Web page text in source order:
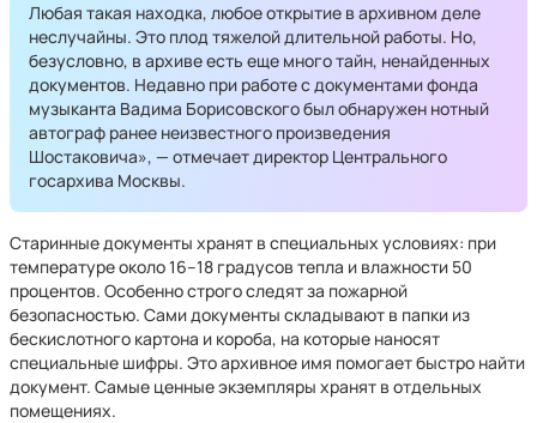
Любая такая находка, любое открытие в архивном деле
неслучайны. Это плод тяжелой длительной работы. Но,
безусловно, в архиве есть еще много тайн, ненайденных
документов. Недавно при работе с документами фонда
музыканта Вадима Борисовского был обнаружен нотный
автограф ранее неизвестного произведения
Шостаковича», — отмечает директор Центрального
госархива Москвы.
Старинные документы хранят в специальных условиях: при
температуре около 16–18 градусов тепла и влажности 50
процентов. Особенно строго следят за пожарной
безопасностью. Сами документы складывают в папки из
бескислотного картона и короба, на которые наносят
специальные шифры. Это архивное имя помогает быстро найти
документ. Самые ценные экземпляры хранят в отдельных
помещениях.